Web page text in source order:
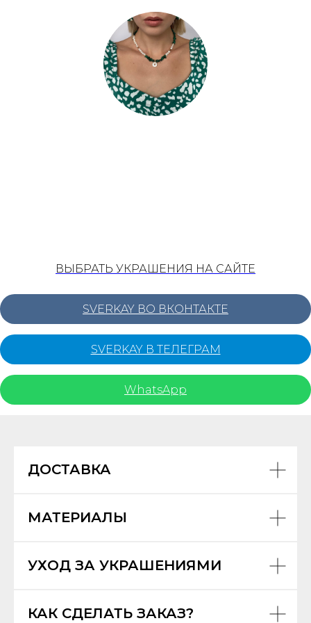
ВЫБРАТЬ УКРАШЕНИЯ НА САЙТЕ
SVERKAY ВО ВКОНТАКТЕ
SVERKAY В ТЕЛЕГРАМ
WhatsApp
ДОСТАВКА
МАТЕРИАЛЫ
УХОД ЗА УКРАШЕНИЯМИ
КАК СДЕЛАТЬ ЗАКАЗ?